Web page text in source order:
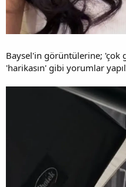
Baysel'in görüntülerine; 'çok
'harikasın' gibi yorumlar